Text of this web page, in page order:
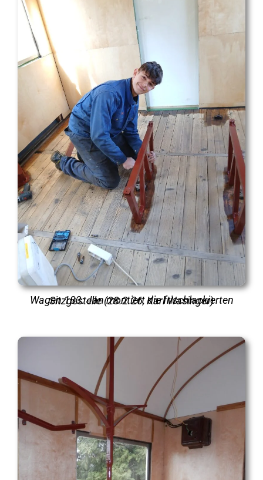
Wagen 183: Jan montiert die frischlackierten Sitzgestelle (28.2.26, Karl Wasinger)